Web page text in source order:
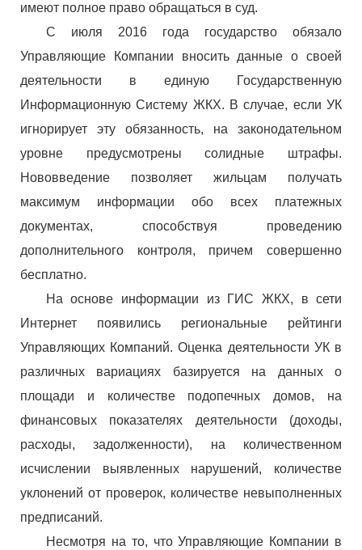
имеют полное право обращаться в суд.
С июля 2016 года государство обязало
Управляющие Компании вносить данные о своей
деятельности в единую Государственную
Информационную Систему ЖКХ. В случае, если УК
игнорирует эту обязанность, на законодательном
уровне предусмотрены солидные штрафы.
Нововведение позволяет жильцам получать
максимум информации обо всех платежных
документах, способствуя проведению
дополнительного контроля, причем совершенно
бесплатно.
На основе информации из ГИС ЖКХ, в сети
Интернет появились региональные рейтинги
Управляющих Компаний. Оценка деятельности УК в
различных вариациях базируется на данных о
площади и количестве подопечных домов, на
финансовых показателях деятельности (доходы,
расходы, задолженности), на количественном
исчислении выявленных нарушений, количестве
уклонений от проверок, количестве невыполненных
предписаний.
Несмотря на то, что Управляющие Компании в